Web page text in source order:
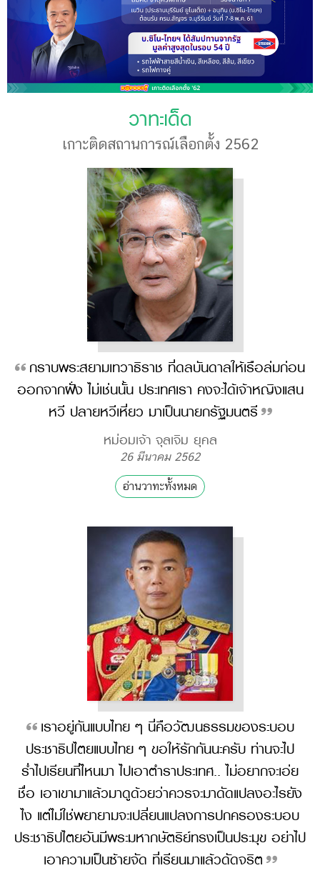
วาทะเด็ด
เกาะติดสถานการณ์เลือกตั้ง 2562
กราบพระสยามเทวาธิราช ที่ดลบันดาลให้เรือล่มก่อน
ออกจากฝั่ง ไม่เช่นนั้น ประเทศเรา คงจะได้เจ้าหญิงแสน
หวี ปลายหวีเหี่ยว มาเป็นนายกรัฐมนตรี
หม่อมเจ้า จุลเจิม ยุคล
26 มีนาคม 2562
อ่านวาทะทั้งหมด
เราอยู่กันแบบไทย ๆ นี่คือวัฒนธรรมของระบอบ
ประชาธิปไตยแบบไทย ๆ ขอให้รักกันนะครับ ท่านจะไป
ร่ำไปเรียนที่ไหนมา ไปเอาตำราประเทศ.. ไม่อยากจะเอ่ย
ชื่อ เอาเขามาแล้วมาดูด้วยว่าควรจะมาดัดแปลงอะไรยัง
ไง แต่ไม่ใช่พยายามจะเปลี่ยนแปลงการปกครองระบอบ
ประชาธิปไตยอันมีพระมหากษัตริย์ทรงเป็นประมุข อย่าไป
เอาความเป็นซ้ายจัด ที่เรียนมาแล้วดัดจริต